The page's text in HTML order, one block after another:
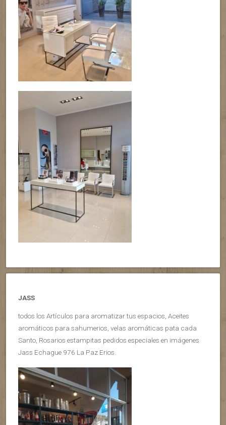
JASS
todos los Artículos para aromatizar tus espacios, Aceites
aromáticos para sahumerios, velas aromáticas pata cada
Santo, Rosarios estampitas pedidos especiales en imágenes
Jass Echague 976 La Paz Erios.